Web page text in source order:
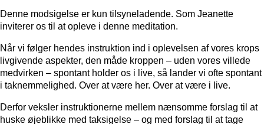
Denne modsigelse er kun tilsyneladende. Som Jeanette
inviterer os til at opleve i denne meditation.
Når vi følger hendes instruktion ind i oplevelsen af vores krops
livgivende aspekter, den måde kroppen – uden vores villede
medvirken – spontant holder os i live, så lander vi ofte spontant
i taknemmelighed. Over at være her. Over at være i live.
Derfor veksler instruktionerne mellem nænsomme forslag til at
huske øjeblikke med taksigelse – og med forslag til at tage